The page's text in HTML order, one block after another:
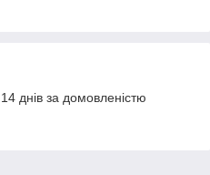
днів за домовленістю